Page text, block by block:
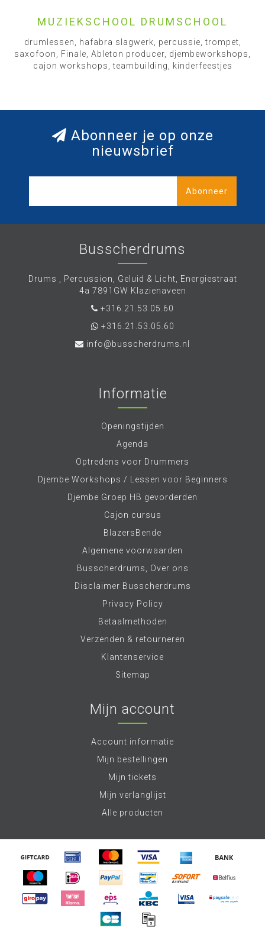
MUZIEKSCHOOL DRUMSCHOOL
drumlessen, hafabra slagwerk, percussie, trompet,
saxofoon, Finale, Ableton producer, djembeworkshops,
cajon workshops, teambuilding, kinderfeestjes
Abonneer je op onze
nieuwsbrief
Abonneer
Busscherdrums
Drums , Percussion, Geluid & Licht, Energiestraat
4a 7891GW Klazienaveen
+316.21.53.05.60
+316.21.53.05.60
info@busscherdrums.nl
Informatie
Openingstijden
Agenda
Optredens voor Drummers
Djembe Workshops / Lessen voor Beginners
Djembe Groep HB gevorderden
Cajon cursus
BlazersBende
Algemene voorwaarden
Busscherdrums, Over ons
Disclaimer Busscherdrums
Privacy Policy
Betaalmethoden
Verzenden & retourneren
Klantenservice
Sitemap
Mijn account
Account informatie
Mijn bestellingen
Mijn tickets
Mijn verlanglijst
Alle producten